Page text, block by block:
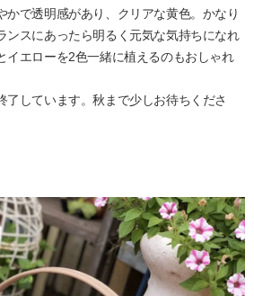
かで透明感があり、クリアな黄色。かなり
ンスにあったら明るく元気な気持ちになれ
イエローを2色一緒に植えるのもおしゃれ
しています。秋まで少しお待ちくださ